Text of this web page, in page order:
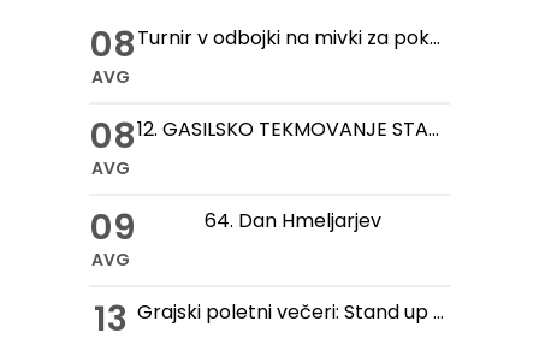
08
AVG
Turnir v odbojki na mivki za pokal hmeljske kobule
08
AVG
12. GASILSKO TEKMOVANJE STARIH ROČNIH IN MOTORNIH BRIZGALN
09
AVG
64. Dan Hmeljarjev
13 Grajski poletni večeri: Stand up večer na Gradu Žovnek